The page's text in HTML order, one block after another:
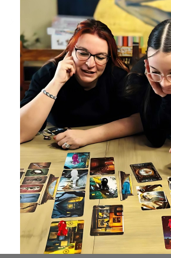
Récupération disponible à
Habituellement prête en 24
Afficher les informations de
Paiements sécurisés